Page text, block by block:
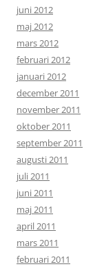
juni 2012
maj 2012
mars 2012
februari 2012
januari 2012
december 2011
november 2011
oktober 2011
september 2011
augusti 2011
juli 2011
juni 2011
maj 2011
april 2011
mars 2011
februari 2011